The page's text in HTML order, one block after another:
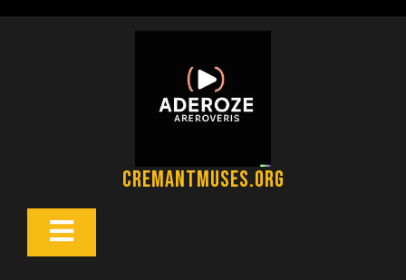
cremantmuses.org
Botón